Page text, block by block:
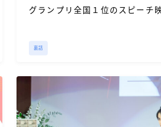
グランプリ全国１位のスピーチ
裏話